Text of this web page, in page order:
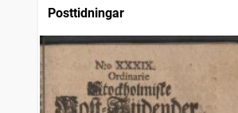
Posttidningar